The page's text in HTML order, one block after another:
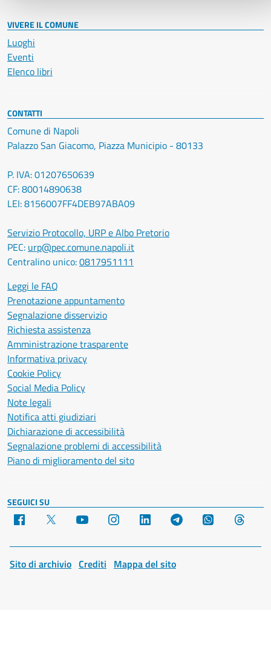
VIVERE IL COMUNE
Luoghi
Eventi
Elenco libri
CONTATTI
Comune di Napoli
Palazzo San Giacomo, Piazza Municipio - 80133
P. IVA: 01207650639
CF: 80014890638
LEI: 8156007FF4DEB97ABA09
Servizio Protocollo, URP e Albo Pretorio
PEC: urp@pec.comune.napoli.it
Centralino unico:0817951111
Leggi le FAQ
Prenotazione appuntamento
Segnalazione disservizio
Richiesta assistenza
Amministrazione trasparente
Informativa privacy
Cookie Policy
Social Media Policy
Note legali
Notifica atti giudiziari
Dichiarazione di accessibilità
Segnalazione problemi di accessibilità
Piano di miglioramento del sito
SEGUICI SU
Facebook YouTube Instagram LinkedIn Telegram WhatsApp
Sito di archivio Crediti Mappa del sito